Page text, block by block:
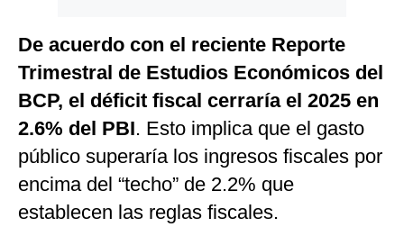
De acuerdo con el reciente Reporte
Trimestral de Estudios Económicos del
BCP, el déficit fiscal cerraría el 2025 en
2.6% del PBI. Esto implica que el gasto
público superaría los ingresos fiscales por
encima del “techo” de 2.2% que
establecen las reglas fiscales.